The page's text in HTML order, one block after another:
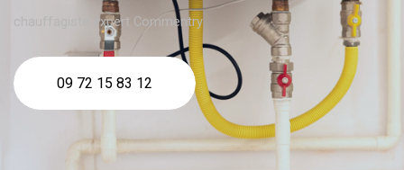
chauffagiste expert Commentry
09 72 15 83 12